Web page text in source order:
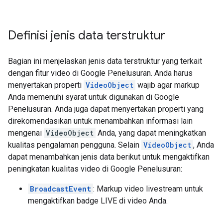
Definisi jenis data terstruktur
Bagian ini menjelaskan jenis data terstruktur yang terkait
dengan fitur video di Google Penelusuran. Anda harus
menyertakan properti VideoObject wajib agar markup
Anda memenuhi syarat untuk digunakan di Google
Penelusuran. Anda juga dapat menyertakan properti yang
direkomendasikan untuk menambahkan informasi lain
mengenai VideoObject Anda, yang dapat meningkatkan
kualitas pengalaman pengguna. Selain VideoObject , Anda
dapat menambahkan jenis data berikut untuk mengaktifkan
peningkatan kualitas video di Google Penelusuran:
BroadcastEvent : Markup video livestream untuk
mengaktifkan badge LIVE di video Anda.